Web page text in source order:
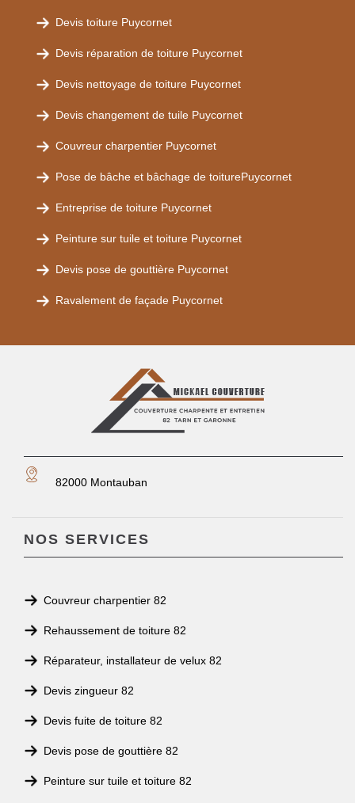
Devis toiture Puycornet
Devis réparation de toiture Puycornet
Devis nettoyage de toiture Puycornet
Devis changement de tuile Puycornet
Couvreur charpentier Puycornet
Pose de bâche et bâchage de toiturePuycornet
Entreprise de toiture Puycornet
Peinture sur tuile et toiture Puycornet
Devis pose de gouttière Puycornet
Ravalement de façade Puycornet
82000 Montauban
NOS SERVICES
Couvreur charpentier 82
Rehaussement de toiture 82
Réparateur, installateur de velux 82
Devis zingueur 82
Devis fuite de toiture 82
Devis pose de gouttière 82
Peinture sur tuile et toiture 82